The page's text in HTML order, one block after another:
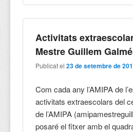
Activitats
Mestre Guillem
Publicat el23 de setembre de
Com cada any l’AMIPA de
activitats extraescolars del
de l’AMIPA
posaré el fitxer amb el